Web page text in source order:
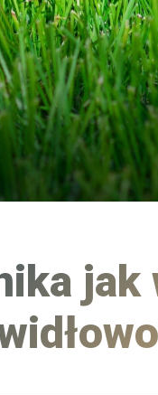
jak